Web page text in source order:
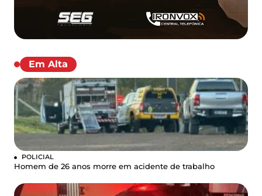
Em Alta
POLICIAL
Homem de 26 anos morre em acidente de trabalho